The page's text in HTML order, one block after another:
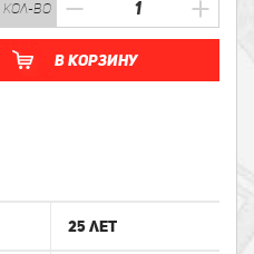
кол-во
В корзину
25 лет